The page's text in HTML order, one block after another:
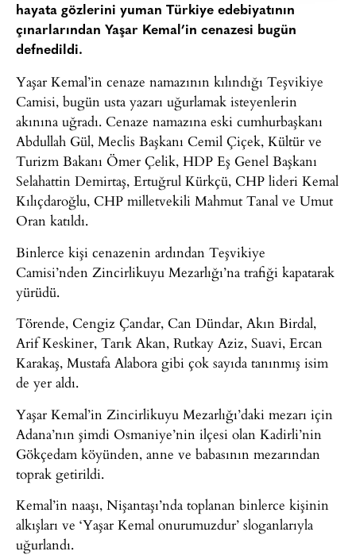
hayata gözlerini yuman Türkiye edebiyatının
çınarlarından Yaşar Kemal’in cenazesi bugün
defnedildi.
Yaşar Kemal’in cenaze namazının kılındığı Teşvikiye
Camisi, bugün usta yazarı uğurlamak isteyenlerin
akınına uğradı. Cenaze namazına eski cumhurbaşkanı
Abdullah Gül, Meclis Başkanı Cemil Çiçek, Kültür ve
Turizm Bakanı Ömer Çelik, HDP Eş Genel Başkanı
Selahattin Demirtaş, Ertuğrul Kürkçü, CHP lideri Kemal
Kılıçdaroğlu, CHP milletvekili Mahmut Tanal ve Umut
Oran katıldı.
Binlerce kişi cenazenin ardından Teşvikiye
Camisi’nden Zincirlikuyu Mezarlığı’na trafiği kapatarak
yürüdü.
Törende, Cengiz Çandar, Can Dündar, Akın Birdal,
Arif Keskiner, Tarık Akan, Rutkay Aziz, Suavi, Ercan
Karakaş, Mustafa Alabora gibi çok sayıda tanınmış isim
de yer aldı.
Yaşar Kemal’in Zincirlikuyu Mezarlığı’daki mezarı için
Adana’nın şimdi Osmaniye’nin ilçesi olan Kadirli’nin
Gökçedam köyünden, anne ve babasının mezarından
toprak getirildi.
Kemal’in naaşı, Nişantaşı’nda toplanan binlerce kişinin
alkışları ve ‘Yaşar Kemal onurumuzdur’ sloganlarıyla
uğurlandı.